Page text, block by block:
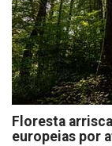
Floresta
europeias por